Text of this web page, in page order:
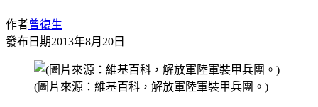
作者曾復生
發布日期2013年8月20日
(圖片來源：維基百科，解放軍陸軍裝甲兵團。)